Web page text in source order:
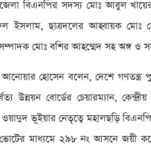
বিএনপির সদস্য মোঃ আবুল
ছাত্রদলের আহ্বায়ক মোঃ
মোঃ বশির আহম্মেদ সহ অঙ্গ ও
হোসেন বলেন, দেশে গণতন্ত্র
উন্নয়ন বোর্ডের চেয়ারম্যান,
ভূইয়ার নেতৃত্বে মহালছড়ি
মাধ্যমে ২৯৮ নং আসনে জয়ী